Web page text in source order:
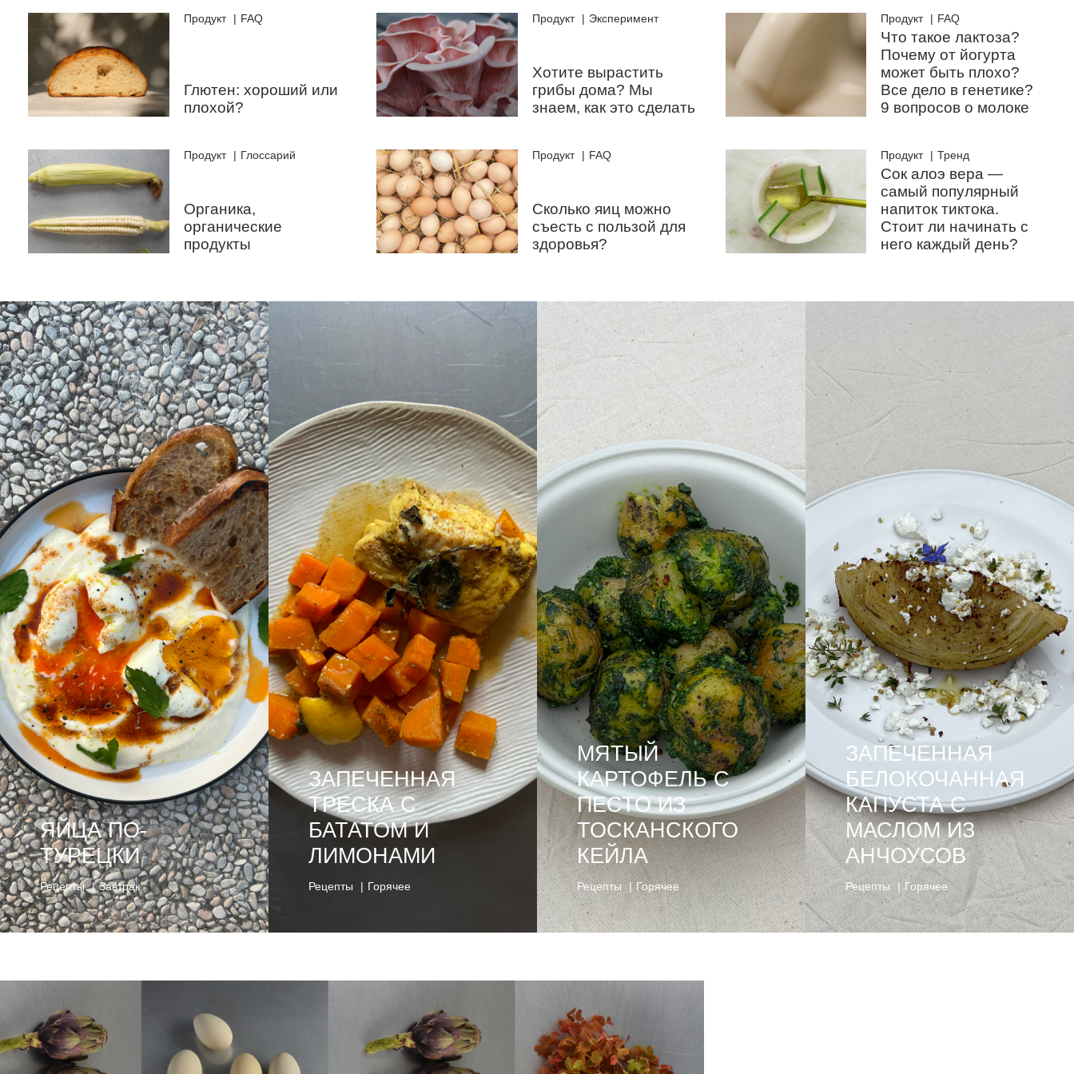
Продукт FAQ
Глютен: хороший или
плохой?
Продукт Эксперимент
Хотите вырастить
грибы дома? Мы
знаем, как это сделать
Продукт FAQ
Что такое лактоза?
Почему от йогурта
может быть плохо?
Все дело в генетике?
9 вопросов о молоке
Продукт Глоссарий
Органика,
органические
продукты
Продукт FAQ
Сколько яиц можно
съесть с пользой для
здоровья?
Продукт Тренд
Сок алоэ вера —
самый популярный
напиток тиктока.
Стоит ли начинать с
него каждый день?
ЯЙЦА ПО-
ТУРЕЦКИ
Рецепты Завтрак
ЗАПЕЧЕННАЯ
ТРЕСКА С
БАТАТОМ И
ЛИМОНАМИ
Рецепты Горячее
МЯТЫЙ
КАРТОФЕЛЬ С
ПЕСТО ИЗ
ТОСКАНСКОГО
КЕЙЛА
Рецепты Горячее
ЗАПЕЧЕННАЯ
БЕЛОКОЧАННАЯ
КАПУСТА С
МАСЛОМ ИЗ
АНЧОУСОВ
Рецепты Горячее